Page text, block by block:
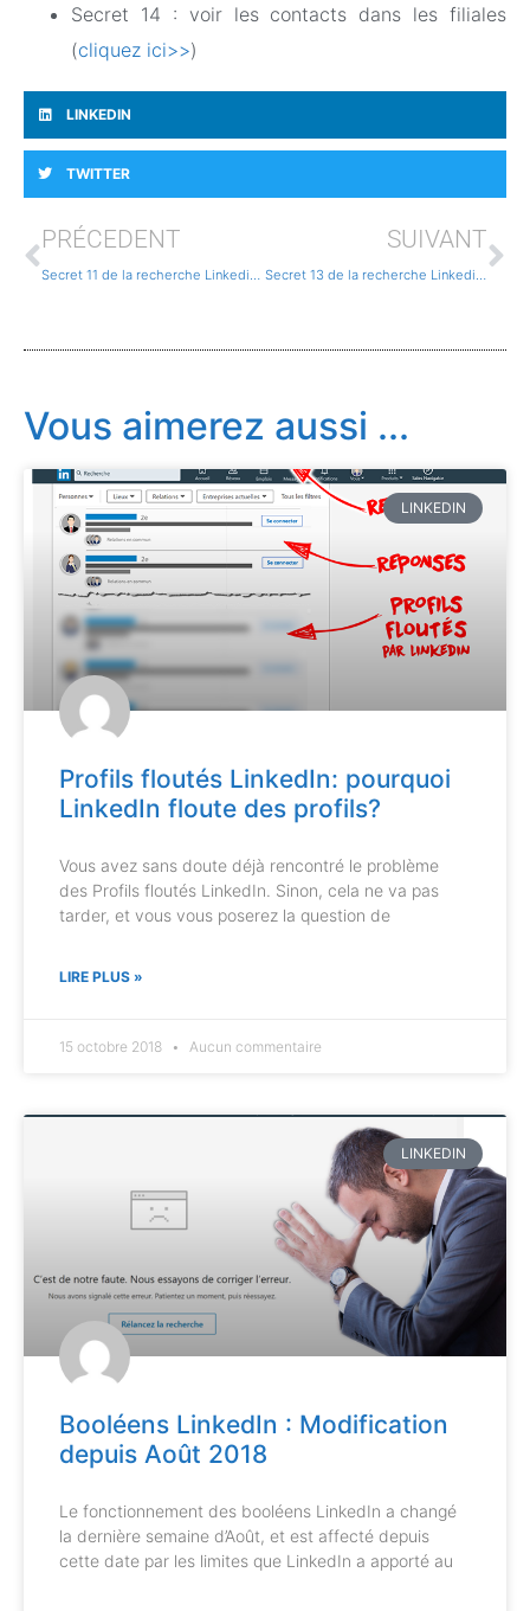
Secret 14 : voir les contacts dans les filiales
(cliquez ici>>)
LINKEDIN
TWITTER
PRÉCEDENT SUIVANT
Vous aimerez aussi ...
LINKEDIN
Profils floutés LinkedIn: pourquoi
LinkedIn floute des profils?
Vous avez sans doute déjà rencontré le problème
des Profils floutés LinkedIn. Sinon, cela ne va pas
tarder, et vous vous poserez la question de
LIRE PLUS »
15 octobre 2018 Aucun commentaire
LINKEDIN
Booléens LinkedIn : Modification
depuis Août 2018
Le fonctionnement des booléens LinkedIn a changé
la dernière semaine d’Août, et est affecté depuis
cette date par les limites que LinkedIn a apporté au